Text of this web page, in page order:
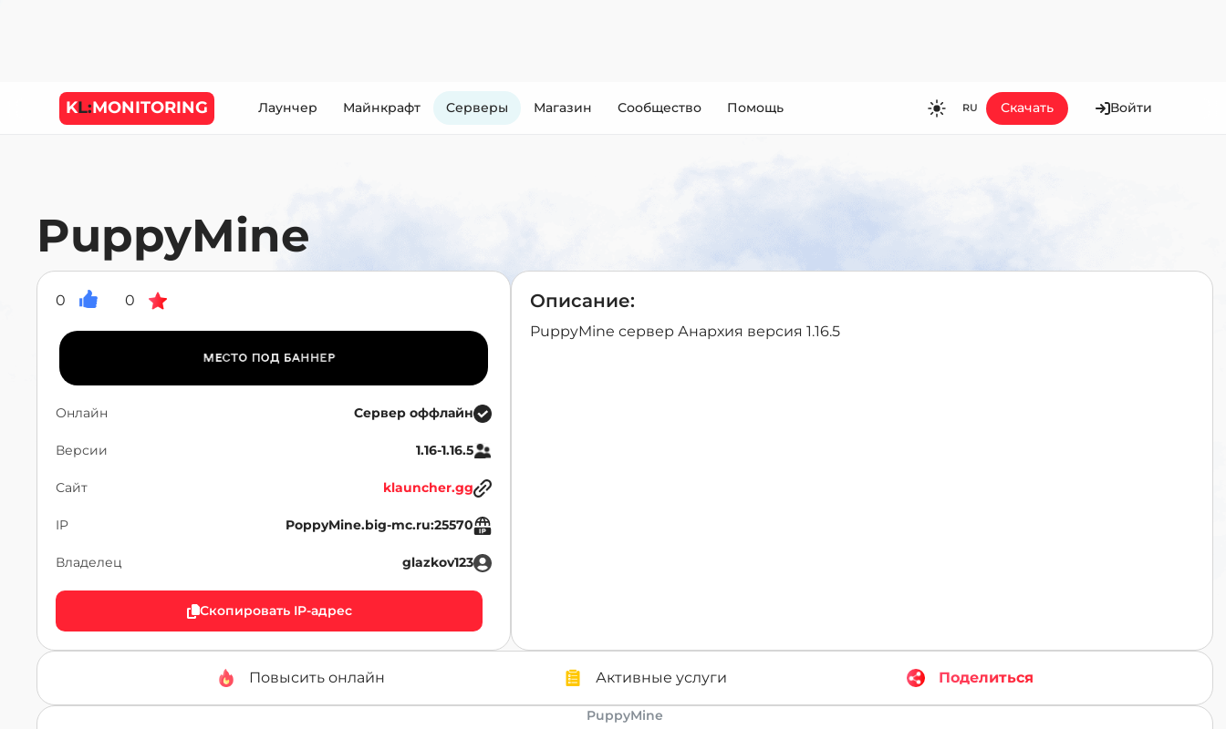
KL:MONITORING Лаунчер Майнкрафт Cерверы Магазин Сообщество Помощь RU Скачать Войти
PuppyMine
0 0
Онлайн Сервер оффлайн
Версии 1.16-1.16.5
Сайт klauncher.gg
IP PoppyMine.big-mc.ru:25570
Владелец glazkov123
Скопировать IP-адрес
Описание:
PuppyMine сервер Анархия версия 1.16.5
Повысить онлайн Активные услуги Поделиться
PuppyMine